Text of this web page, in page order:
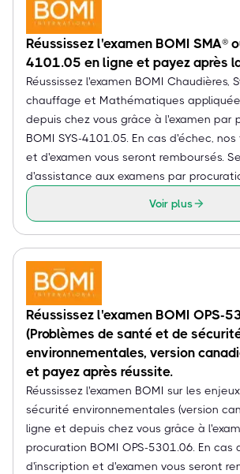
Réussissez l'examen BOMI SMA®
4101.05 en ligne et payez après
Réussissez l'examen BOMI Chaudières,
chauffage et Mathématiques
depuis chez vous grâce à l'examen par
BOMI SYS-4101.05. En cas d'échec,
et d'examen vous seront remboursés.
d'assistance aux examens par
Voir plus
Réussissez l'examen BOMI OPS-
(Problèmes de santé et de
environnementales, version
et payez après réussite.
Réussissez l'examen BOMI sur les
sécurité environnementales (version
ligne et depuis chez vous grâce à
procuration BOMI OPS-5301.06. En cas
d'inscription et d'examen vous seront